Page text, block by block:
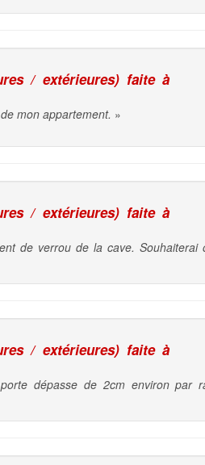
/ extérieures) faite à
mon appartement. »
/ extérieures) faite à
de verrou de la cave. Souhaiterai
/ extérieures) faite à
dépasse de 2cm environ par